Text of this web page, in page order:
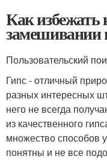
Как избежать
замешивании
Пользовательский
Гипс - отличный
разных интересных
него не всегда
из качественного
множество способов
понятны и не все